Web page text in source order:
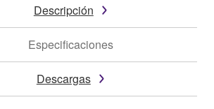
Descripción
Especificaciones
Descargas